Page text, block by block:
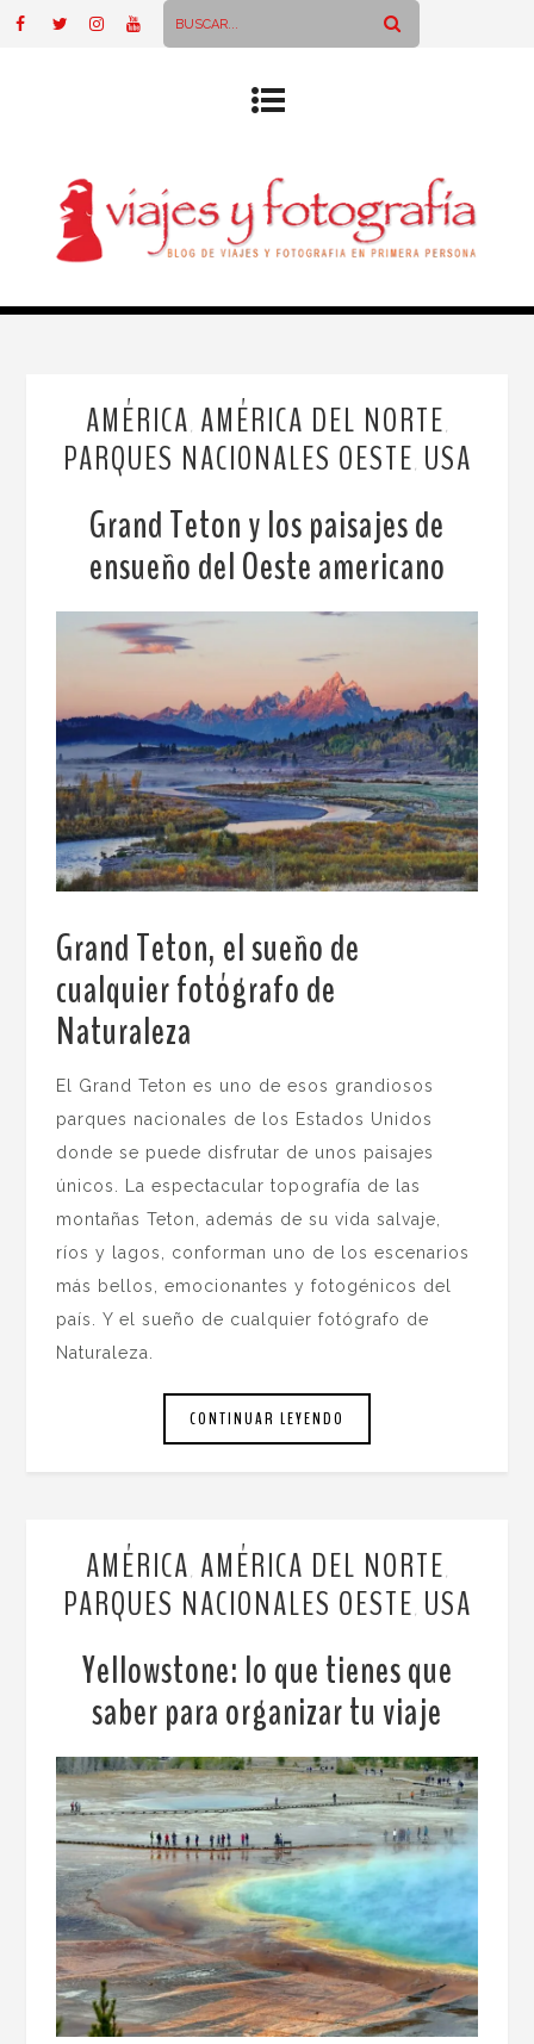
AMÉRICA AMÉRICA DEL NORTE
PARQUES NACIONALES OESTE USA
Grand Teton y los paisajes de
ensueño del Oeste americano
Grand Teton, el sueño de
cualquier fotógrafo de
Naturaleza
El Grand Teton es uno de esos grandiosos
parques nacionales de los Estados Unidos
donde se puede disfrutar de unos paisajes
únicos. La espectacular topografía de las
montañas Teton, además de su vida salvaje,
ríos y lagos, conforman uno de los escenarios
más bellos, emocionantes y fotogénicos del
país. Y el sueño de cualquier fotógrafo de
Naturaleza.
CONTINUAR LEYENDO
AMÉRICA AMÉRICA DEL NORTE
PARQUES NACIONALES OESTE USA
Yellowstone: lo que tienes que
saber para organizar tu viaje